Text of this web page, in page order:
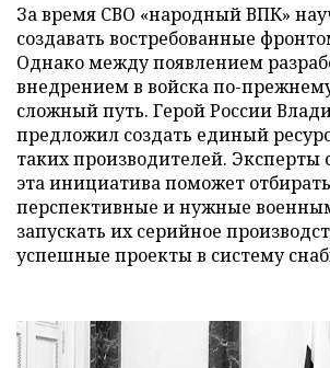
За время СВО «народный ВПК»
создавать востребованные
Однако между появлением
внедрением в войска по-
сложный путь. Герой России
предложил создать единый
таких производителей. Эксперты
эта инициатива поможет
перспективные и нужные
запускать их серийное
успешные проекты в систему